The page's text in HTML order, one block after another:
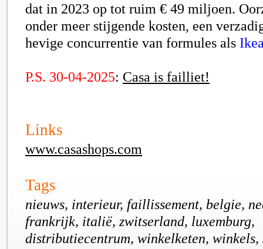
dat in 2023 op tot ruim € 49 miljoen.
onder meer stijgende kosten, een
hevige concurrentie van formules als
P.S. 30-04-2025: Casa is failliet!
Links
www.casashops.com
Tags
nieuws, interieur, faillissement, belgie,
frankrijk, italië, zwitserland, luxemburg,
distributiecentrum, winkelketen,